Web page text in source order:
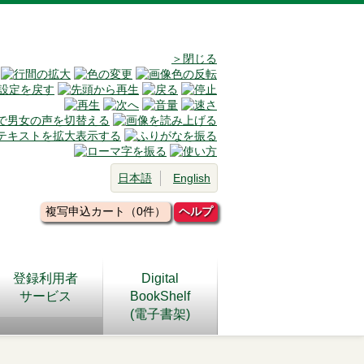
＞閉じる
日本語 English
複写申込カート（0件） ヘルプ
登録利用者
サービス
Digital
BookShelf
(電子書架)